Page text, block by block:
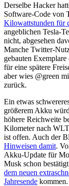
Derselbe Hacker
Software-Code von
Kilowattstunden für
angeblichen Tesla-
nicht, abgesehen
Manche Twitter-
gebauten
für eine spätere
aber wies @green
zurück.
Ein etwas
größerem Akku
höhere Reichweite
Kilometer nach
ist offen. Auch der
Hinweisen damit.
Akku-Update für
Musk schon
dem neuen
Jahresende kommen.